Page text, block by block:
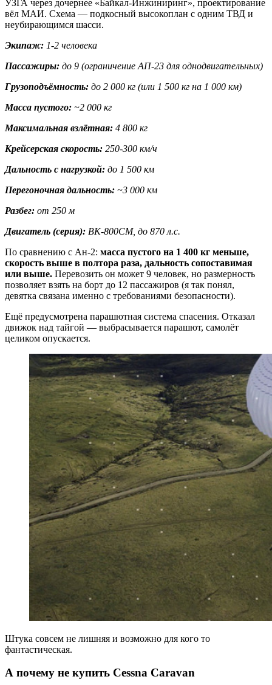
УЗГА через дочернее «Байкал-Инжиниринг», проектирование
вёл МАИ. Схема — подкосный высокоплан с одним ТВД и
неубирающимся шасси.
Экипаж: 1-2 человека
Пассажиры: до 9 (ограничение АП-23 для однодвигательных)
Грузоподъёмность: до 2 000 кг (или 1 500 кг на 1 000 км)
Масса пустого: ~2 000 кг
Максимальная взлётная: 4 800 кг
Крейсерская скорость: 250-300 км/ч
Дальность с нагрузкой: до 1 500 км
Перегоночная дальность: ~3 000 км
Разбег: от 250 м
Двигатель (серия): ВК-800СМ, до 870 л.с.
По сравнению с Ан-2: масса пустого на 1 400 кг меньше,
скорость выше в полтора раза, дальность сопоставимая
или выше. Перевозить он может 9 человек, но размерность
позволяет взять на борт до 12 пассажиров (я так понял,
девятка связана именно с требованиями безопасности).
Ещё предусмотрена парашютная система спасения. Отказал
движок над тайгой — выбрасывается парашют, самолёт
целиком опускается.
Штука совсем не лишняя и возможно для кого то
фантастическая.
А почему не купить Cessna Caravan